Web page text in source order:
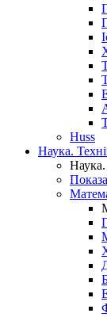
Huss
Наука.
Наука.